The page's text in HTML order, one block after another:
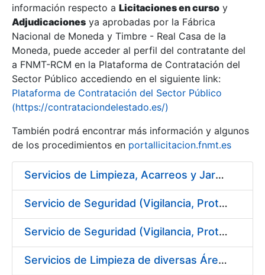
Show/Hide
Show/Hide
información respecto a Licitaciones en curso y
Adjudicaciones ya aprobadas por la Fábrica
Nacional de Moneda y Timbre - Real Casa de la
Moneda, puede acceder al perfil del contratante del
a FNMT-RCM en la Plataforma de Contratación del
Sector Público accediendo en el siguiente link:
Plataforma de Contratación del Sector Público
(https://contrataciondelestado.es/)
También podrá encontrar más información y algunos
de los procedimientos en portallicitacion.fnmt.es
Servicios de Limpieza, Acarreos y Jardinería para la Fábrica Nacional de Moneda y Timbre – Real Casa de Moneda
Servicio de Seguridad (Vigilancia, Protección y Control) en los Centros de la FNMT-RCM en Madrid
Servicio de Seguridad (Vigilancia, Protección y Control) en los Centros de la FNMT-RCM en Burgos
Servicios de Limpieza de diversas Áreas y Edificios de la Fábrica, Servicio de Acarreo de Mobiliario y Enseres y Mantenimiento de las Zonas Ajardinadas, para la Fábrica de Papel de Burgos de la Fábrica Nacional de Moneda y Timbre – Real Casa de Moneda